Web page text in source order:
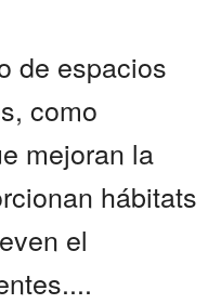
de espacios
como
mejoran la
hábitats
el